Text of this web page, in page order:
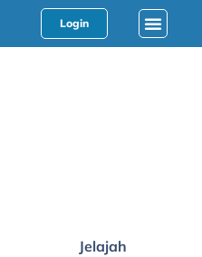
Login
Jelajah